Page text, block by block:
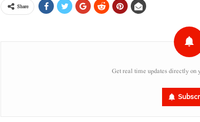
Share
Get real time updates directly on